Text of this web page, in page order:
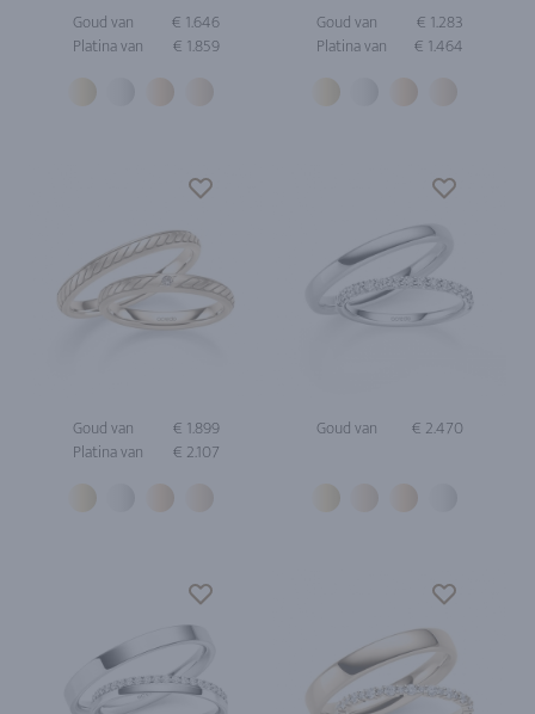
Goud van
€ 1.646
Platina van
€ 1.859
Goud van
€ 1.283
Platina van
€ 1.464
Goud van
€ 1.899
Platina van
€ 2.107
Goud van € 2.470